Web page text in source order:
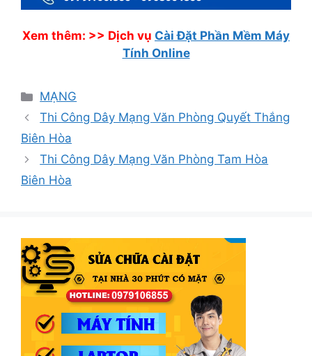
Xem thêm: >> Dịch vụ Cài Đặt Phần Mềm Máy
Tính Online
Danh
mục
MẠNG
Thi Công Dây Mạng Văn Phòng Quyết Thắng
Biên Hòa
Thi Công Dây Mạng Văn Phòng Tam Hòa
Biên Hòa